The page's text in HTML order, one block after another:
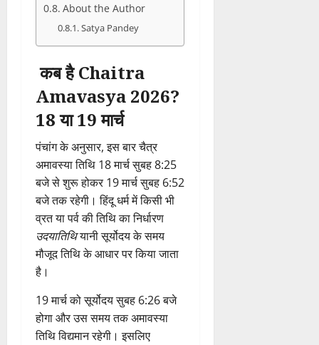
About the Author
Satya Pandey
कबहै Chaitra
Amavasya 2026?
18या19मार्च
पंचांगकेअनुसार,इसबारचैत्र
अमावस्यातिथि 18मार्चसुबह8:25
बजेसेशुरूहोकर 19मार्चसुबह 6:52
बजेतकरहेगी।हिंदूधर्ममेंकिसीभी
व्रतयापर्वकीतिथिकानिर्धारण
उदयातिथियानीसूर्योदयकेसमय
मौजूदतिथिकेआधारपरकियाजाता
है।
19मार्चकोसूर्योदयसुबह 6:26बजे
होगाऔरउससमयतकअमावस्या
तिथिविद्यमानरहेगी।इसलिए